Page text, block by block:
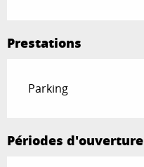
Prestations
Parking
Périodes d'ouverture